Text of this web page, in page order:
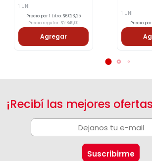
1 UNI
Precio por 1 Litro: $6.023,25
Precio regular: $2.849,00
Agregar
1 UNI
Precio por
¡Recibí las mejores